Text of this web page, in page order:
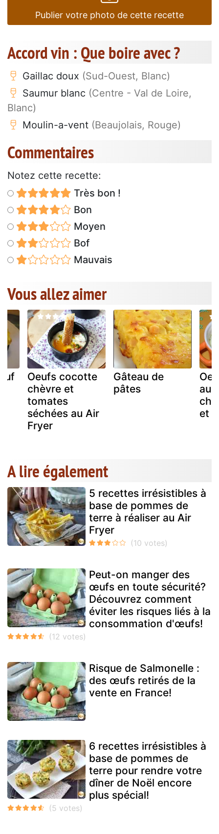
Publier votre photo de cette recette
Accord vin : Que boire avec ?
Gaillac doux (Sud-Ouest, Blanc)
Saumur blanc (Centre - Val de Loire,
Blanc)
Moulin-a-vent (Beaujolais, Rouge)
Commentaires
Notez cette recette:
Très bon !
Bon
Moyen
Bof
Mauvais
Vous allez aimer
Oeufs cocotte
chèvre et
tomates
séchées au Air
Fryer
Gâteau de
pâtes
aux
et
A lire également
5 recettes irrésistibles à
base de pommes de
terre à réaliser au Air
Fryer
Peut-on manger des
œufs en toute sécurité?
Découvrez comment
éviter les risques liés à la
consommation d'œufs!
Risque de Salmonelle :
des œufs retirés de la
vente en France!
6 recettes irrésistibles à
base de pommes de
terre pour rendre votre
dîner de Noël encore
plus spécial!